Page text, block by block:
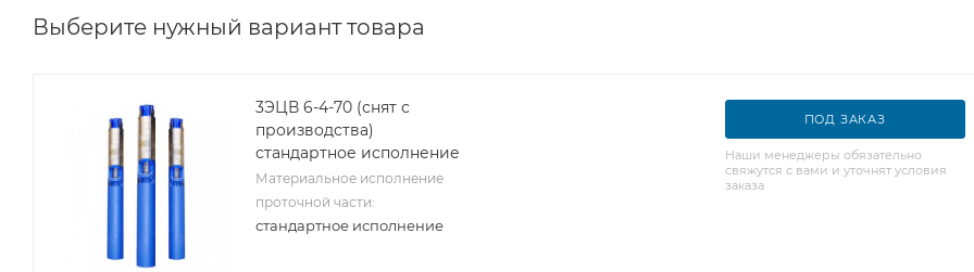
Выберите нужный вариант товара
3ЭЦВ 6-4-70 (снят с
производства)
стандартное исполнение
Материальное исполнение
проточной части:
стандартное исполнение
ПОД ЗАКАЗ
Наши менеджеры обязательно
свяжутся с вами и уточнят условия
заказа